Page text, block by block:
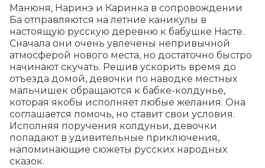
Манюня, Наринэ и Каринка в сопровождении
Ба отправляются на летние каникулы в
настоящую русскую деревню к бабушке Насте.
Сначала они очень увлечены непривычной
атмосферой нового места, но достаточно быстро
начинают скучать. Решив ускорить время до
отъезда домой, девочки по наводке местных
мальчишек обращаются к бабке-колдунье,
которая якобы исполняет любые желания. Она
соглашается помочь, но ставит свои условия.
Исполняя поручения колдуньи, девочки
попадают в удивительные приключения,
напоминающие сюжеты русских народных
сказок.